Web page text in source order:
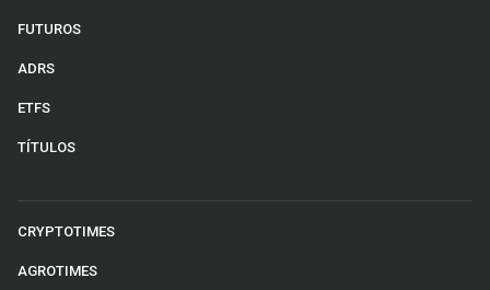
FUTUROS
ADRS
ETFS
TÍTULOS
CRYPTOTIMES
AGROTIMES